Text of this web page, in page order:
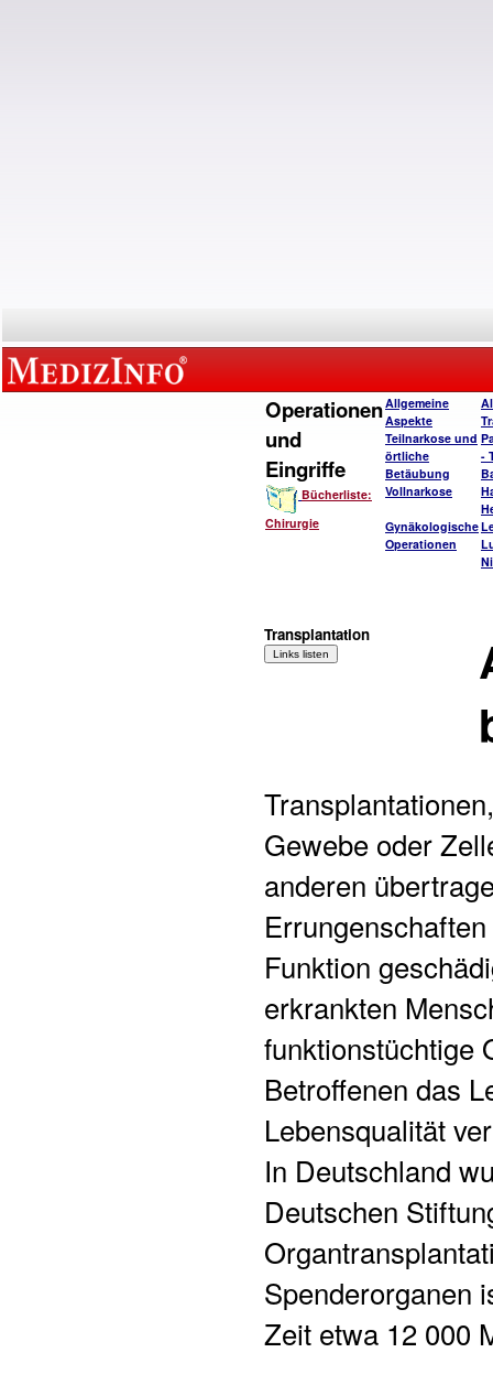
Operationen
und
Eingriffe
Bücherliste:
Chirurgie
Allgemeine
Aspekte
Teilnarkose und
örtliche
Betäubung
Vollnarkose
Gynäkologische
Operationen
-
Transplantation
Gewebe oder
anderen
Funktion
erkrankten
funktionstüchtige
Betroffenen das
Lebensqualität
In Deutschland
Deutschen
Spenderorganen
Zeit etwa 12 000